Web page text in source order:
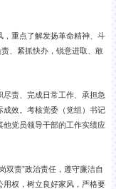
重点了解发扬革命精神、斗
、紧抓快办，锐意进取、敢
责、完成日常工作、承担急
效。考核党委（党组）书记
党员领导干部的工作实绩应
责”政治责任，遵守廉洁自
权，树立良好家风，严格要